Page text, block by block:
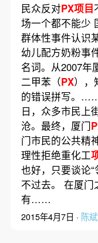
民众反对PX项目
场一个都不能少
群体性事件认识
幼儿配方奶粉事
名词。从2007年
二甲苯（PX），
的错误拼写。
日，众多市民上
沧。最终，厦门
门市民的公共精
理性拒绝重化工
也好，只要谈论
不过去。 在厦门
有……
2015年4月7日 · 陈